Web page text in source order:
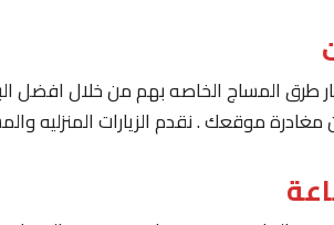
طرق المساج الخاصه بهم من خلال افضل
مغادرة موقعك . نقدم الزيارات المنزليه